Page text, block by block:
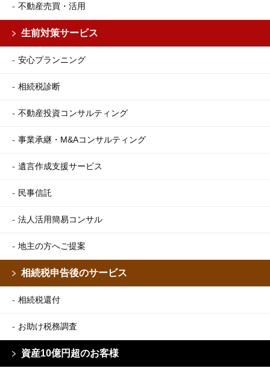
不動産売買・活用
生前対策サービス
安心プランニング
相続税診断
不動産投資コンサルティング
事業承継・M&Aコンサルティング
遺言作成支援サービス
民事信託
法人活用簡易コンサル
地主の方へご提案
相続税申告後のサービス
相続税還付
お助け税務調査
資産10億円超のお客様